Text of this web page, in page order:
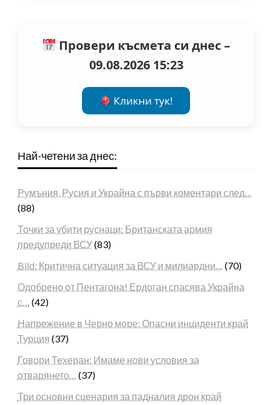
Провери късмета си днес –
09.08.2026 15:23
Кликни тук!
Най-четени за днес:
Румъния, Русия и Украйна с първи коментари след…
(88)
Точки за убити руснаци: Британската армия
предупреди ВСУ(83)
Bild: Критична ситуация за ВСУ и милиардни… (70)
Одобрено от Пентагона! Ердоган спасява Украйна
с… (42)
Напрежение в Черно море: Опасни инциденти край
Турция (37)
Говори Техеран: Имаме нови условия за
отварянето… (37)
Три основни сценария за падналия дрон край